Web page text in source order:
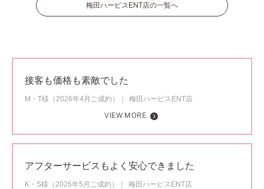
梅田ハービスENT店の一覧へ
接客も価格も素敵でした
M・T様（2026年4月ご成約）
梅田ハービスENT店
VIEW MORE
アフターサービスもよく安心できました
K・S様（2026年5月ご成約）
梅田ハービスENT店